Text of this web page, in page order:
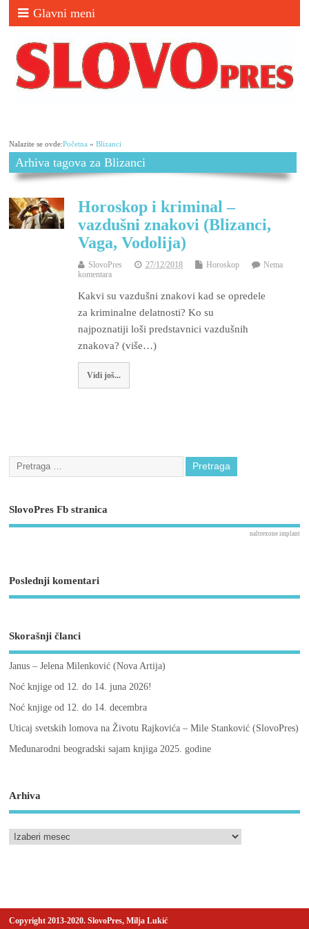
Glavni meni
Nalazite se ovde:Početna »Blizanci
Arhiva tagova za Blizanci
Horoskop i kriminal –
vazdušni znakovi (Blizanci,
Vaga, Vodolija)
SlovoPres 27/12/2018 Horoskop
Nema
komentara
Kakvi su vazdušni znakovi kad se opredele
za kriminalne delatnosti? Ko su
najpoznatiji loši predstavnici vazdušnih
znakova? (više…)
Vidi još...
SlovoPres Fb stranica
naltrexone implant
Poslednji komentari
Skorašnji članci
Janus – Jelena Milenković (Nova Artija)
Noć knjige od 12. do 14. juna 2026!
Noć knjige od 12. do 14. decembra
Uticaj svetskih lomova na Životu Rajkovića – Mile Stanković (SlovoPres)
Međunarodni beogradski sajam knjiga 2025. godine
Arhiva
Copyright 2013-2020. SlovoPres, Milja Lukić